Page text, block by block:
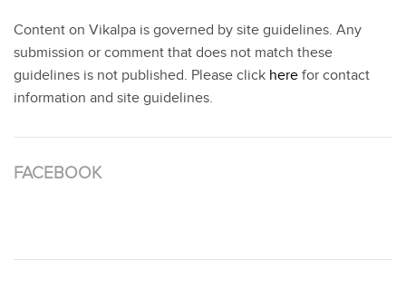
Content on Vikalpa is governed by site guidelines. Any
submission or comment that does not match these
guidelines is not published. Please click here for contact
information and site guidelines.
FACEBOOK